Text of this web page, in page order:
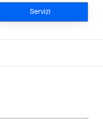
Servizi